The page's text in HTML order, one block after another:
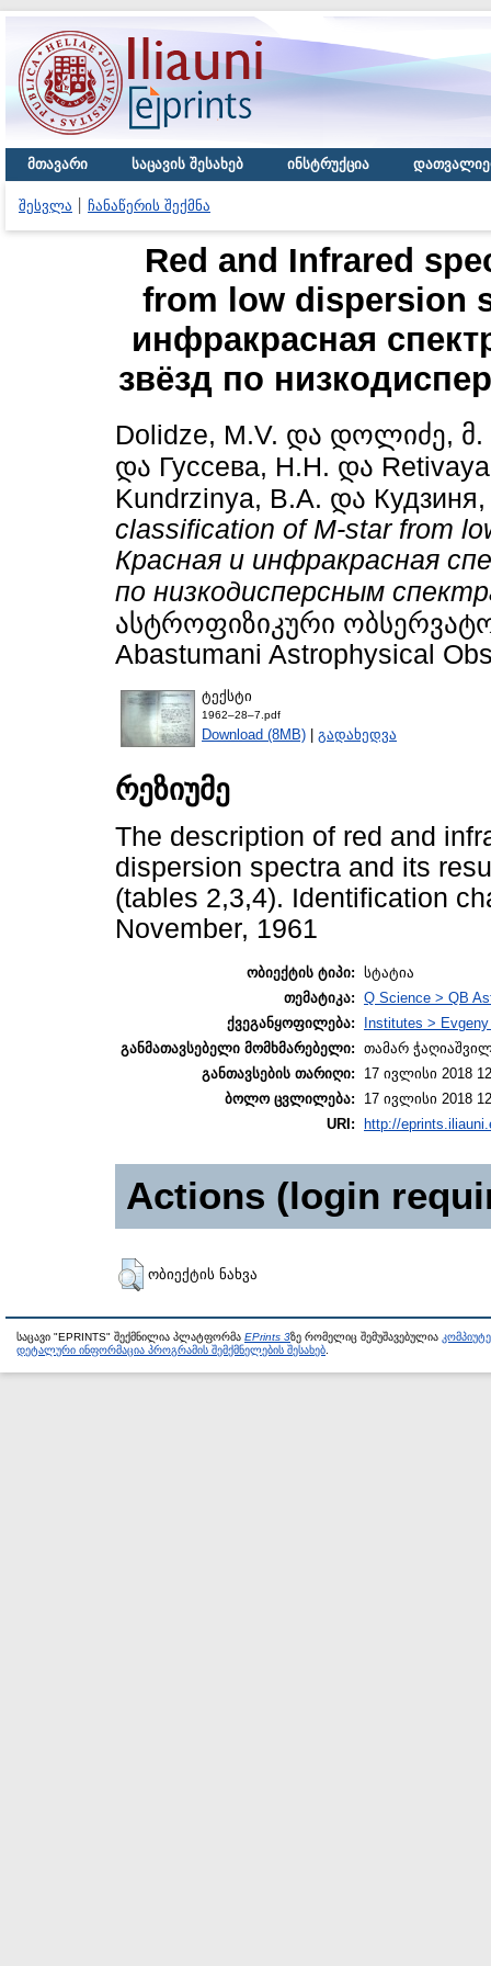
მთავარი საცავის შესახებ ინსტრუქცია
შესვლა ჩანაწერის შექმნა
Red and Infrared
from low dispersion
инфракрасная
звёзд по
Dolidze, M.V. და დოლიძე, მ.
და Гуссева, Н.Н. და
Kundrzinya, B.A. და
classification of M-star from
Красная и инфракрасная
по низкодисперсным
ასტროფიზიკური
Abastumani Astrophysical
ტექსტი
1962–28–7.pdf
Download (8MB) | გადახედვა
რეზიუმე
The description of red and
dispersion spectra and its
(tables 2,3,4). Identification
November, 1961
ობიექტის ტიპი: სტატია
თემატიკა: Q Science > QB
ქვეგანყოფილება:
Institutes >
განმათავსებელი მომხმარებელი: თამარ
განთავსების თარიღი:
17 ივლისი 2018
ბოლო ცვლილება:
17 ივლისი 2018
URI:
http://
Actions (login
ობიექტის ნახვა
საცავი "EPRINTS" შექმნილია პლატფორმა EPrints 3ზე რომელიც შემუშავებულია
დეტალური ინფორმაცია პროგრამის შემქმნელების შესახებ